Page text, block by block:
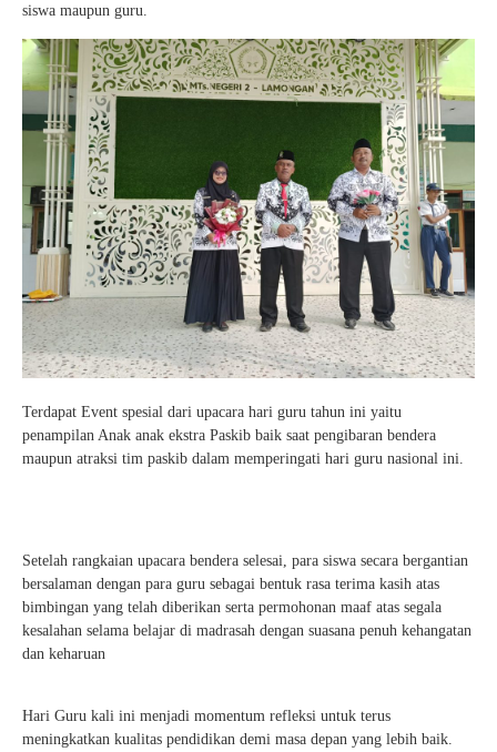
siswa maupun guru.
Terdapat Event spesial dari upacara hari guru tahun ini yaitu
penampilan Anak anak ekstra Paskib baik saat pengibaran bendera
maupun atraksi tim paskib dalam memperingati hari guru nasional ini.
Setelah rangkaian upacara bendera selesai, para siswa secara bergantian
bersalaman dengan para guru sebagai bentuk rasa terima kasih atas
bimbingan yang telah diberikan serta permohonan maaf atas segala
kesalahan selama belajar di madrasah dengan suasana penuh kehangatan
dan keharuan
Hari Guru kali ini menjadi momentum refleksi untuk terus
meningkatkan kualitas pendidikan demi masa depan yang lebih baik.